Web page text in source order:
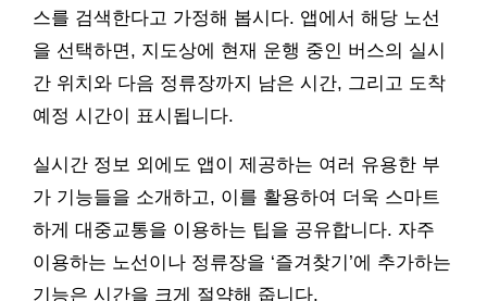
스를 검색한다고 가정해 봅시다. 앱에서 해당 노선
을 선택하면, 지도상에 현재 운행 중인 버스의 실시
간 위치와 다음 정류장까지 남은 시간, 그리고 도착
예정 시간이 표시됩니다.
실시간 정보 외에도 앱이 제공하는 여러 유용한 부
가 기능들을 소개하고, 이를 활용하여 더욱 스마트
하게 대중교통을 이용하는 팁을 공유합니다. 자주
이용하는 노선이나 정류장을 ‘즐겨찾기’에 추가하는
기능은 시간을 크게 절약해 줍니다.